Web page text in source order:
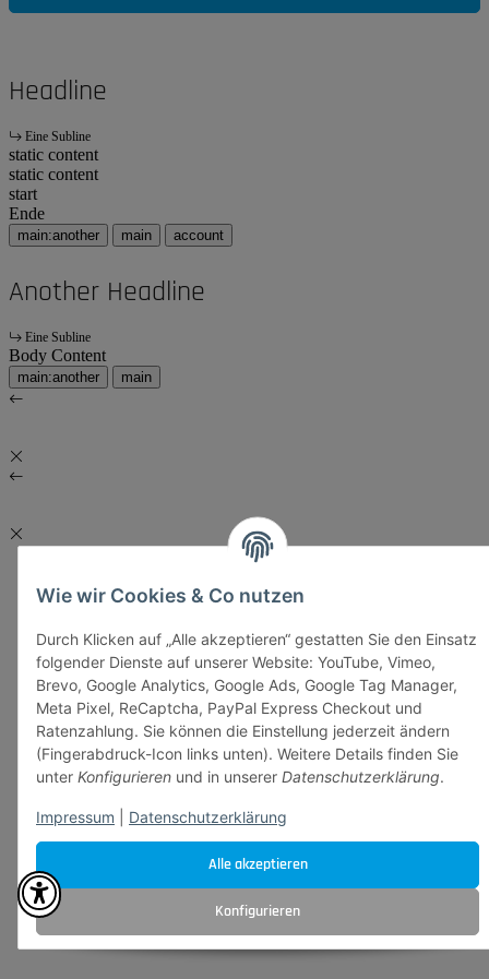
Alle akzeptieren
Konfigurieren
Wie wir Cookies & Co nutzen
Durch Klicken auf „Alle akzeptieren“ gestatten Sie den Einsatz
folgender Dienste auf unserer Website: YouTube, Vimeo,
Brevo, Google Analytics, Google Ads, Google Tag Manager,
Meta Pixel, ReCaptcha, PayPal Express Checkout und
Ratenzahlung. Sie können die Einstellung jederzeit ändern
(Fingerabdruck-Icon links unten). Weitere Details finden Sie
unter Konfigurieren und in unserer Datenschutzerklärung.
Impressum Datenschutzerklärung
Headline
Eine Subline
static content
static content
start
Ende
main:another main account
Another Headline
Eine Subline
Body Content
main:another main